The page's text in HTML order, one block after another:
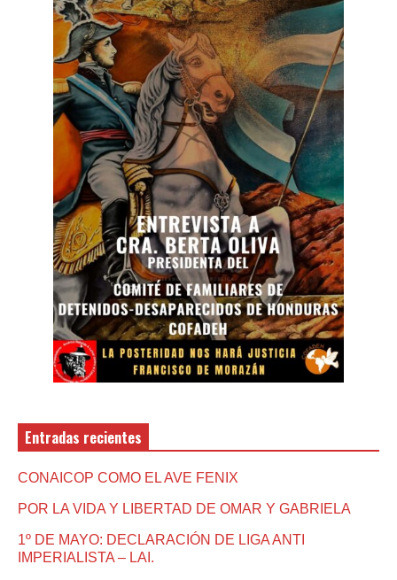
Entradas recientes
CONAICOP COMO EL AVE FENIX
POR LA VIDA Y LIBERTAD DE OMAR Y GABRIELA
1º DE MAYO: DECLARACIÓN DE LIGA ANTI
IMPERIALISTA – LAI.